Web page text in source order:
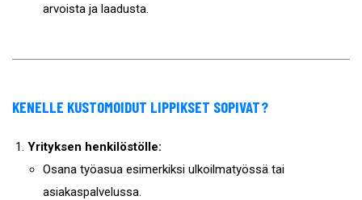
arvoista ja laadusta.
KENELLE KUSTOMOIDUT LIPPIKSET SOPIVAT?
Yrityksen henkilöstölle:
Osana työasua esimerkiksi ulkoilmatyössä tai
asiakaspalvelussa.